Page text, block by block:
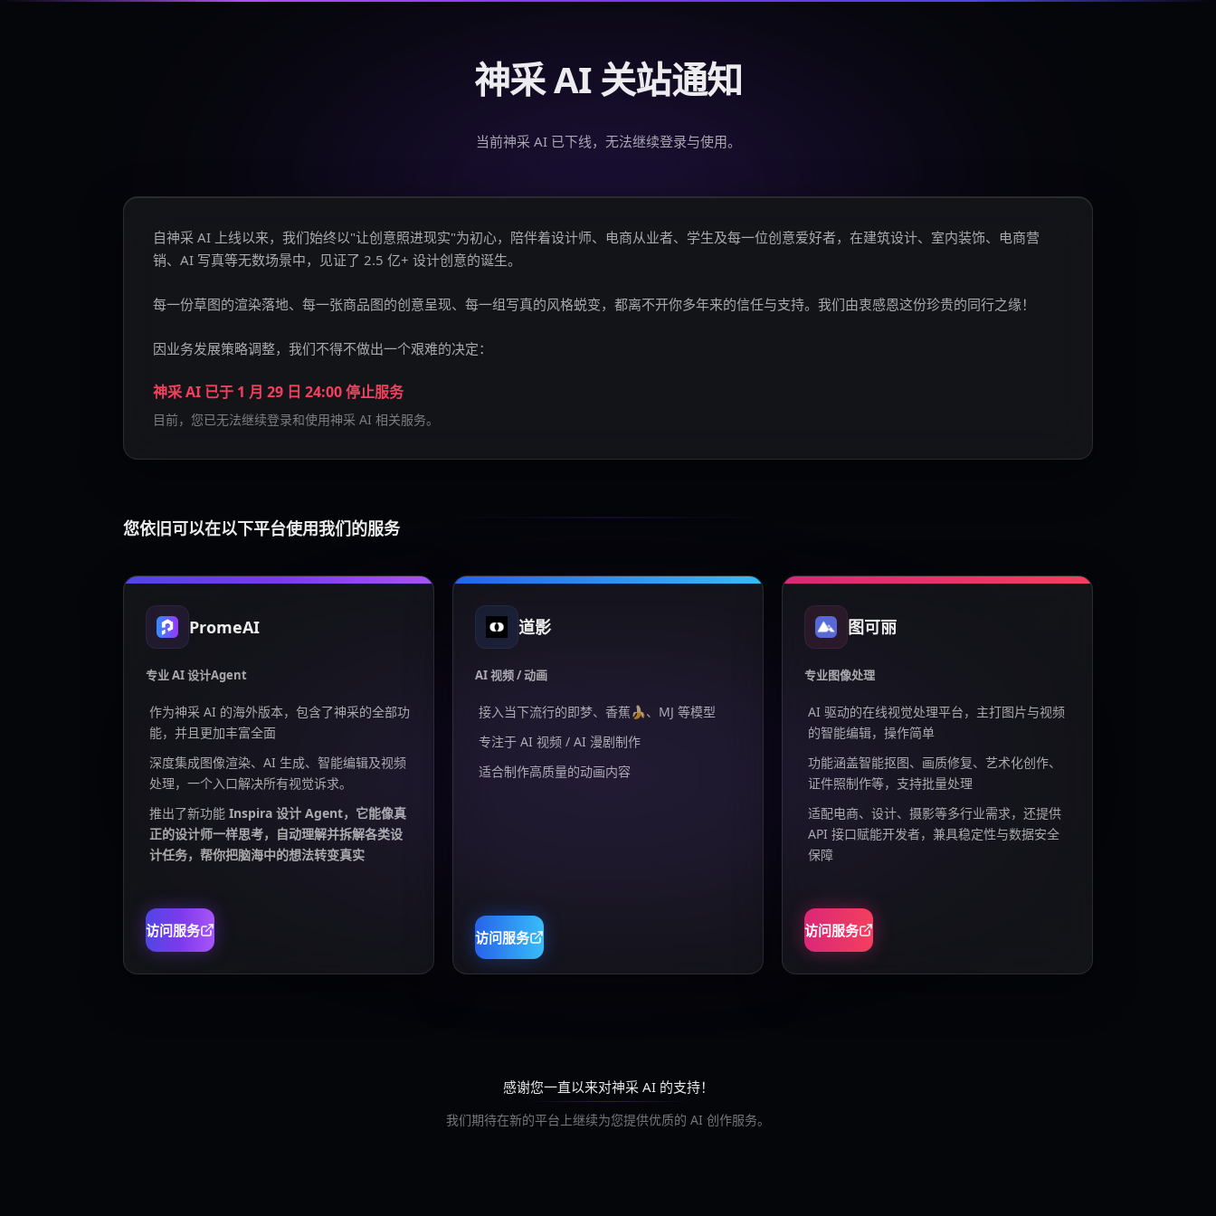
神采 AI 关站通知
当前神采 AI 已下线，无法继续登录与使用。
自神采 AI 上线以来，我们始终以"让创意照进现实"为初心，陪伴着设计师、电商从业者、学生及每一位创意爱好者，在建筑设计、室内装饰、电商营
销、AI 写真等无数场景中，见证了 2.5 亿+ 设计创意的诞生。
每一份草图的渲染落地、每一张商品图的创意呈现、每一组写真的风格蜕变，都离不开你多年来的信任与支持。我们由衷感恩这份珍贵的同行之缘！
因业务发展策略调整，我们不得不做出一个艰难的决定：
神采 AI 已于 1 月 29 日 24:00 停止服务
目前，您已无法继续登录和使用神采 AI 相关服务。
您依旧可以在以下平台使用我们的服务
PromeAI
专业 AI 设计Agent
作为神采 AI 的海外版本，包含了神采的全部功
能，并且更加丰富全面
深度集成图像渲染、AI 生成、智能编辑及视频
处理，一个入口解决所有视觉诉求。
推出了新功能 Inspira 设计 Agent，它能像真
正的设计师一样思考，自动理解并拆解各类设
计任务，帮你把脑海中的想法转变真实
访问服务
道影
AI 视频 / 动画
接入当下流行的即梦、香蕉🍌、MJ 等模型
专注于 AI 视频 / AI 漫剧制作
适合制作高质量的动画内容
访问服务
图可丽
专业图像处理
AI 驱动的在线视觉处理平台，主打图片与视频
的智能编辑，操作简单
功能涵盖智能抠图、画质修复、艺术化创作、
证件照制作等，支持批量处理
适配电商、设计、摄影等多行业需求，还提供
API 接口赋能开发者，兼具稳定性与数据安全
保障
访问服务
感谢您一直以来对神采 AI 的支持！
我们期待在新的平台上继续为您提供优质的 AI 创作服务。